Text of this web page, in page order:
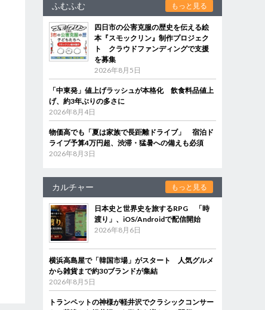
ふむふむ もっと見る
四日市の公害克服の歴史を伝える絵
本『スモックリン』制作プロジェク
ト クラウドファンディングで支援
を募集
2026年8月5日
「中東発」値上げラッシュが本格化 飲食料品値上
げ、約3年ぶりの多さに
2026年8月4日
物価高でも「夏は家族で長距離ドライブ」 宿泊ド
ライブ予算4万円超、渋滞・猛暑への備えも必須
2026年8月3日
カルチャー もっと見る
日本史と世界史を旅するRPG 「時
渡り」、iOS/Androidで配信開始
2026年8月6日
横浜高島屋で「韓国市場」がスタート 人気グルメ
から雑貨まで約30ブランドが集結
2026年8月5日
トランペットの神様が軽井沢でクラシックコンサー